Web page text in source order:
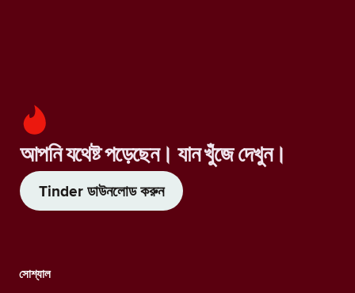
আপনি যথেষ্ট পড়েছেন। যান খুঁজে দেখুন।
Tinder ডাউনলোড করুন
সোশ্যাল